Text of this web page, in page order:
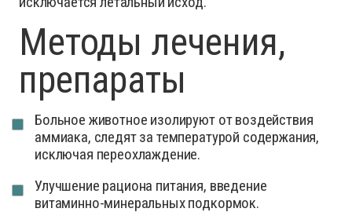
Методы лечения,
препараты
Больное животное изолируют от воздействия
аммиака, следят за температурой содержания,
исключая переохлаждение.
Улучшение рациона питания, введение
витаминно-минеральных подкормок.